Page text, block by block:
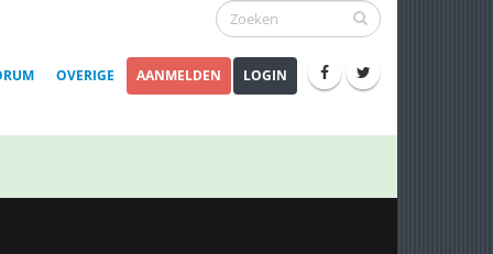
OVERIGE AANMELDEN LOGIN